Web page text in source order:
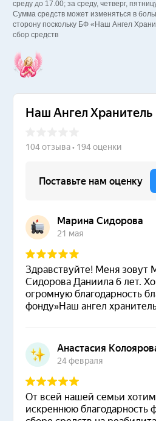
среду до 17.00; за среду, четверг,
Сумма средств может изменяться в
сторону поскольку БФ «Наш Ангел
сбор средств